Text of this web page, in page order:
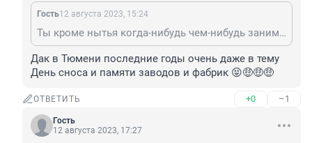
Гость12 августа 2023, 15:24
Ты кроме нытья когда-нибудь чем-нибудь занимался?
Дак в Тюмени последние годы очень даже в тему
День сноса и памяти заводов и фабрик 😝🤑🤑🤑
ОТВЕТИТЬ +0 –1
Гость
12 августа 2023, 17:27